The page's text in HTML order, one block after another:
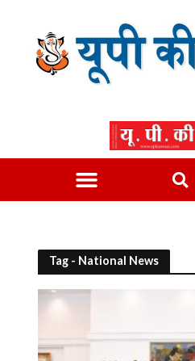
Tag - National News